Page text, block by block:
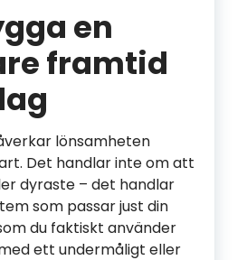
en
framtid
lönsamheten
Det handlar inte om att
dyraste – det handlar
som passar just din
du faktiskt använder
ett undermåligt eller